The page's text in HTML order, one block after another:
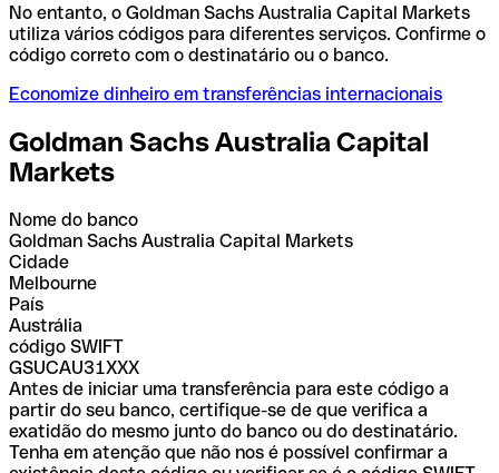
No entanto, o Goldman Sachs Australia Capital Markets
utiliza vários códigos para diferentes serviços. Confirme o
código correto com o destinatário ou o banco.
Economize dinheiro em transferências internacionais
Goldman Sachs Australia Capital
Markets
Nome do banco
Goldman Sachs Australia Capital Markets
Cidade
Melbourne
País
Austrália
código SWIFT
GSUCAU31XXX
Antes de iniciar uma transferência para este código a
partir do seu banco, certifique-se de que verifica a
exatidão do mesmo junto do banco ou do destinatário.
Tenha em atenção que não nos é possível confirmar a